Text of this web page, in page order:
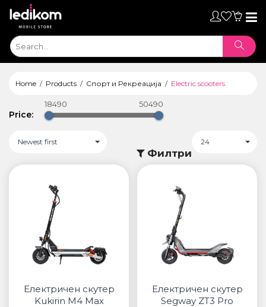
Home Products Спорт и Рекреација Electric scooters
Price:
18490 50490
Newest first 24
Филтри
Електричен скутер
Kukirin M4 Max
Електричен скутер
Segway ZT3 Pro
ТАБЛЕТИ
• iPad
• Samsung
• Xiaomi